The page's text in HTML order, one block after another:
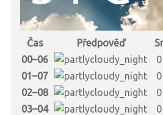
Čas Předpověď
00–06
01–07
02–08
03–04